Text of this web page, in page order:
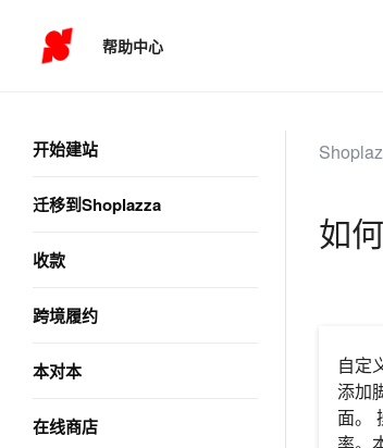
帮助中心
开始建站
迁移到Shoplazza
收款
跨境履约
本对本
在线商店
如
自定
添加
面。